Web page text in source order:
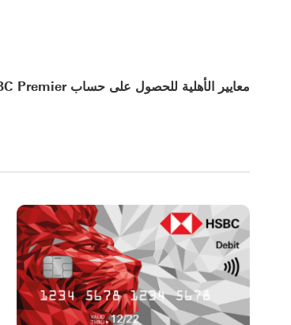
معايير الأهلية للحصول على حساب HSBC Premier